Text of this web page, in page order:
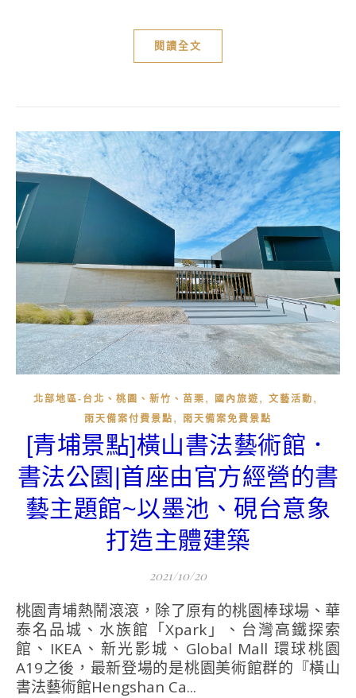
閱讀全文
北部地區-台北、桃園、新竹、苗栗 , 國內旅遊, 文藝活動 ,
雨天備案付費景點 , 雨天備案免費景點
[青埔景點]橫山書法藝術館．
書法公園|首座由官方經營的書
藝主題館~以墨池、硯台意象
打造主體建築
2021/10/20
桃園青埔熱鬧滾滾，除了原有的桃園棒球場、華
泰名品城、水族館「Xpark」、台灣高鐵探索
館、IKEA、新光影城、Global Mall 環球桃園
A19之後，最新登場的是桃園美術館群的『橫山
書法藝術館Hengshan Ca...